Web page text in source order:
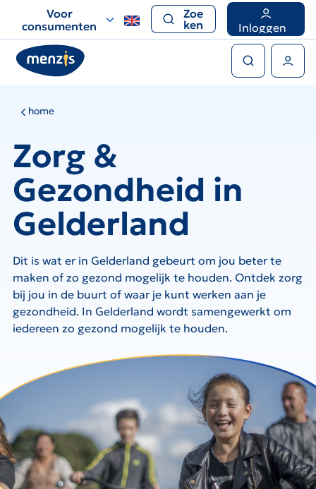
voor
snelle
navigatie
Voor
consumenten
Zoe
ken
Inloggen
home
Zorg &
Gezondheid in
Gelderland
Dit is wat er in Gelderland gebeurt om jou beter te
maken of zo gezond mogelijk te houden. Ontdek zorg
bij jou in de buurt of waar je kunt werken aan je
gezondheid. In Gelderland wordt samengewerkt om
iedereen zo gezond mogelijk te houden.